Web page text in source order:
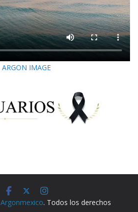
ARGON IMAGE
Argonmexico. Todos los derechos